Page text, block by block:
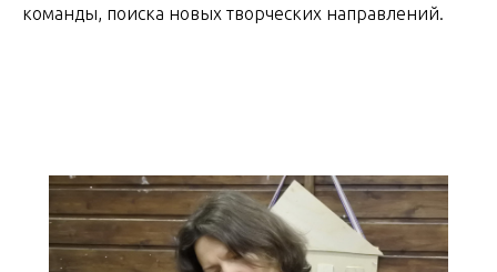
команды, поиска новых творческих направлений.